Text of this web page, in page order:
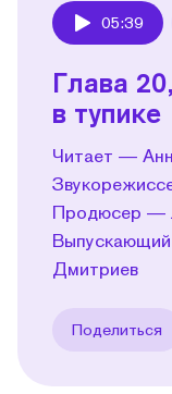
05:39
Глава
в тупике
Читает —
Продюсер —
Дмитриев
Поделиться